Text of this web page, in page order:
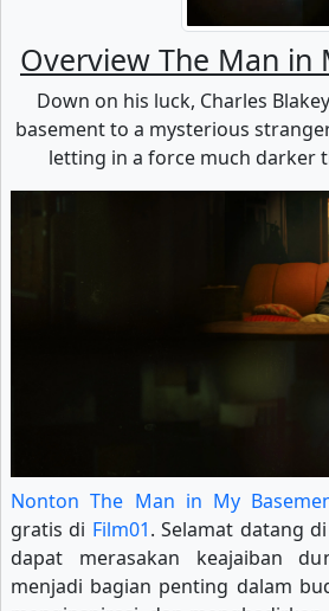
Overview The Man in
Down on his luck, Charles
basement to a mysterious
letting in a force much darker
Nonton The Man in My
gratis di Film01. Selamat datang
dapat merasakan keajaiban
menjadi bagian penting dalam